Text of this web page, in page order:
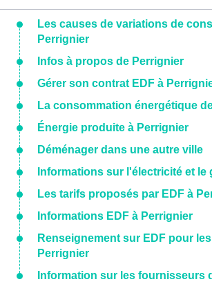
Les causes de variations de
Perrignier
Infos à propos de Perrignier
Gérer son contrat EDF à
La consommation énergétique
Énergie produite à Perrignier
Déménager dans une autre ville
Informations sur l'électricité et le
Les tarifs proposés par EDF à
Informations EDF à Perrignier
Renseignement sur EDF pour
Perrignier
Information sur les fournisseurs